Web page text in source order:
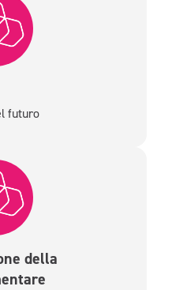
futuro
della